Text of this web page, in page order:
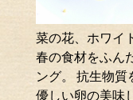
菜の花、ホワイ
春の食材をふん
ング。 抗生物
優しい卵の美味